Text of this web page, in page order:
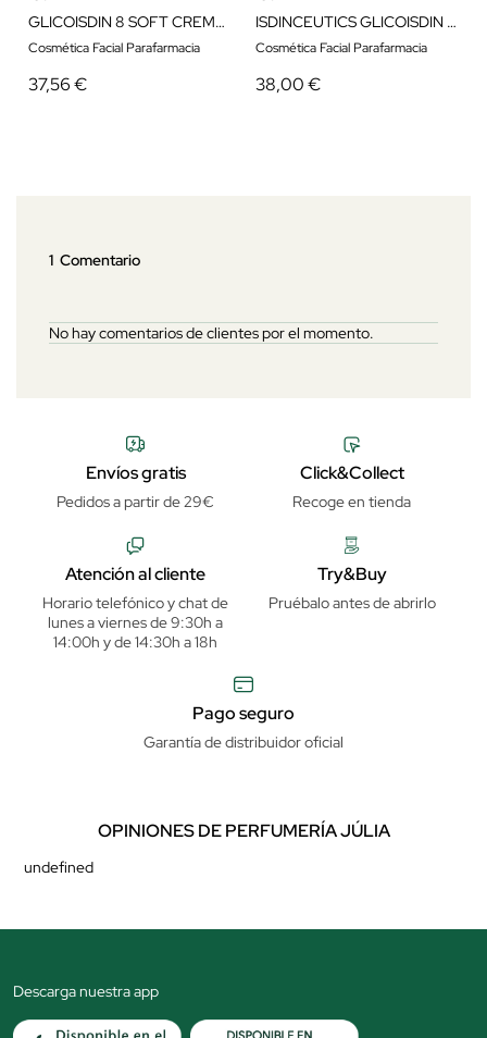
GLICOISDIN 8 SOFT CREMA FACIAL PEELING 50ML
Cosmética Facial Parafarmacia
37,56 €
ISDINCEUTICS GLICOISDIN GEL 15% 50ML
Cosmética Facial Parafarmacia
38,00 €
1 Comentario
No hay comentarios de clientes por el momento.
Envíos gratis
Pedidos a partir de 29€
Click&Collect
Recoge en tienda
Atención al cliente
Horario telefónico y chat de
lunes a viernes de 9:30h a
14:00h y de 14:30h a 18h
Try&Buy
Pruébalo antes de abrirlo
Pago seguro
Garantía de distribuidor oficial
OPINIONES DE PERFUMERÍA JÚLIA
undefined
Descarga nuestra app